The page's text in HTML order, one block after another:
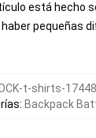
está hecho
pequeñas
t-shirts-
: Backpack